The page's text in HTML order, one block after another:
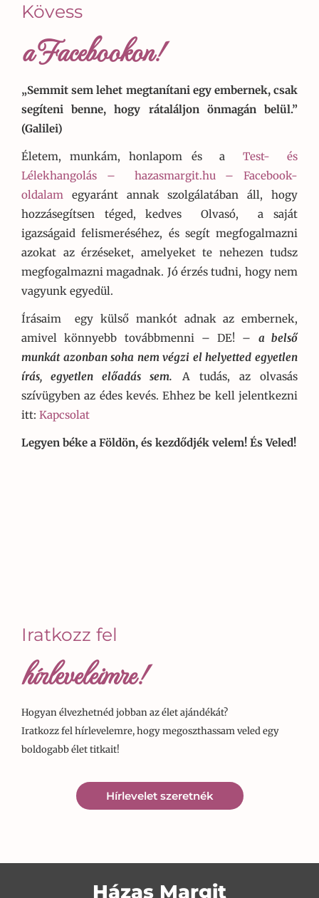
Kövess
a Facebookon!
„Semmit sem lehet megtanítani egy embernek, csak
segíteni benne, hogy rátaláljon önmagán belül.”
(Galilei)
Életem, munkám, honlapom és a Test- és
Lélekhangolás –
hazasmargit.hu – Facebook-
oldalam egyaránt annak szolgálatában áll, hogy
hozzásegítsen téged, kedves Olvasó, a saját
igazságaid felismeréséhez, és segít megfogalmazni
azokat az érzéseket, amelyeket te nehezen tudsz
megfogalmazni magadnak. Jó érzés tudni, hogy nem
vagyunk egyedül.
Írásaim egy külső mankót adnak az embernek,
amivel könnyebb továbbmenni – DE! – a belső
munkát azonban soha nem végzi el helyetted egyetlen
írás, egyetlen előadás sem. A tudás, az olvasás
szívügyben az édes kevés. Ehhez be kell jelentkezni
itt: Kapcsolat
Legyen béke a Földön, és kezdődjék velem! És Veled!
Iratkozz fel
hírleveleimre!
Hogyan élvezhetnéd jobban az élet ajándékát?
Iratkozz fel hírlevelemre, hogy megoszthassam veled egy
boldogabb élet titkait!
Hírlevelet szeretnék
Házas Margit